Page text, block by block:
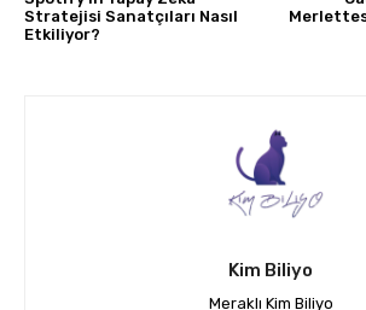
Stratejisi Sanatçıları Nasıl
Etkiliyor?
Merlettes
Kim Biliyo
Meraklı Kim Biliyo